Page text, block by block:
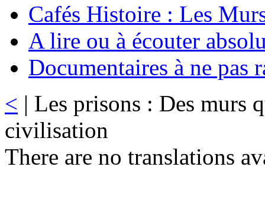
Cafés Histoire : Les
A lire ou à écouter
Documentaires à ne pas
< | Les prisons : Des murs
civilisation
There are no translations